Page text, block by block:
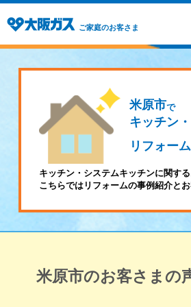
ご家庭のお客さま
米原市で
キッチン
リフォーム
キッチン・システムキッチンに関す
こちらではリフォームの事例紹介と
米原市のお客さまの